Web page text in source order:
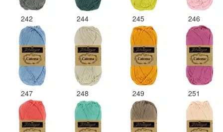
242 244 245 246
247 248 249 251